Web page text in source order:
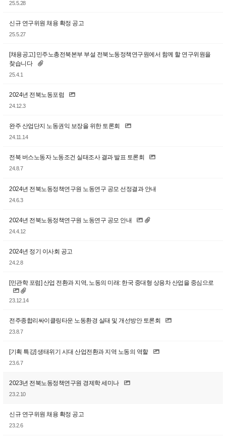
25.5.28
신규 연구위원 채용 확정 공고
25.5.27
[채용공고] 민주노총전북본부 부설 전북노동정책연구원에서 함께 할 연구위원을
찾습니다
25.4.1
2024년 전북노동포럼
24.12.3
완주 산업단지 노동권익 보장을 위한 토론회
24.11.14
전북 버스노동자 노동조건 실태조사 결과 발표 토론회
24.8.7
2024년 전북노동정책연구원 노동연구 공모 선정결과 안내
24.6.3
2024년 전북노동정책연구원 노동연구 공모 안내
24.4.12
2024년 정기 이사회 공고
24.2.8
[민관학 포럼] 산업 전환과 지역, 노동의 미래: 한국 중대형 상용차 산업을 중심으로
23.12.14
전주종합리싸이클링타운 노동환경 실태 및 개선방안 토론회
23.8.7
[기획 특강] 생태위기 시대 산업전환과 지역 노동의 역할
23.6.7
2023년 전북노동정책연구원 경제학 세미나
23.2.10
신규 연구위원 채용 확정 공고
23.2.6